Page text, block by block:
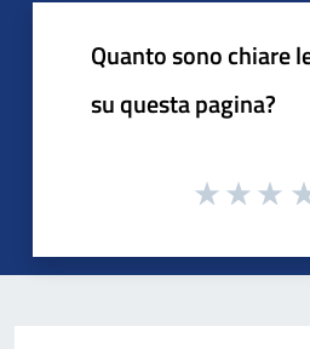
Quanto sono chiare
su questa pagina?